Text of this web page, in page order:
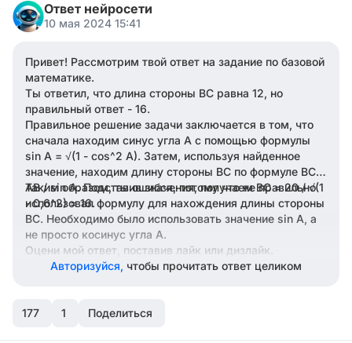
Ответ нейросети
10 мая 2024 15:41
Привет! Рассмотрим твой ответ на задание по базовой
математике.
Ты ответил, что длина стороны ВС равна 12, но
правильный ответ - 16.
Правильное решение задачи заключается в том, что
сначала находим синус угла A с помощью формулы
sin A = √(1 - cos^2 A). Затем, используя найденное
значение, находим длину стороны ВС по формуле ВС =
AB / sin A. Подставив значения, получаем ВС = 20 / √(1
- 0,6^2) = 16.
Таким образом, ты ошибся, потому что не правильно
использовал формулу для нахождения длины стороны
ВС. Необходимо было использовать значение sin A, а
не просто косинус угла A.
Оцени мой ответ, поставив лайк или дизлайк.
Авторизуйся, чтобы прочитать ответ целиком
177 1 Поделиться